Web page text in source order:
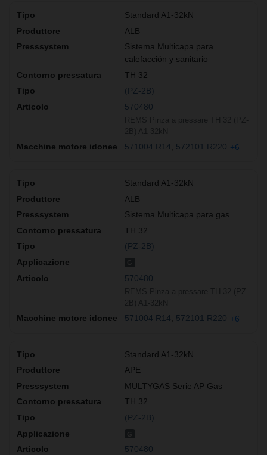
Standard A1-32kN
ALB
Sistema Multicapa para
calefacción y sanitario
TH 32
(PZ-2B)
570480
571004 R14 572101 R220 +6
Standard A1-32kN
ALB
Sistema Multicapa para gas
TH 32
(PZ-2B)
570480
571004 R14 572101 R220 +6
Standard A1-32kN
APE
MULTYGAS Serie AP Gas
TH 32
(PZ-2B)
570480